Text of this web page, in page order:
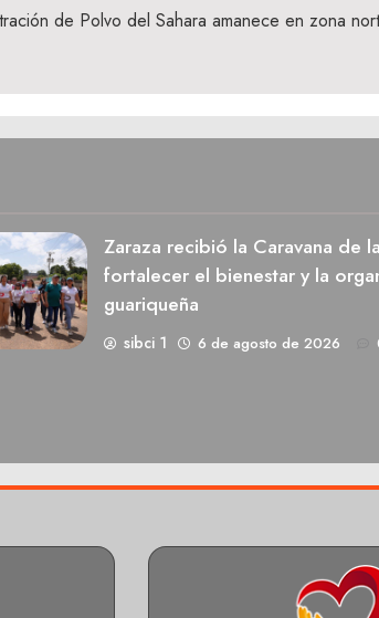
de Polvo del Sahara amanece en zona
Zaraza recibió la Caravana de
fortalecer el bienestar y la
guariqueña
sibci 1 6 de agosto de 2026